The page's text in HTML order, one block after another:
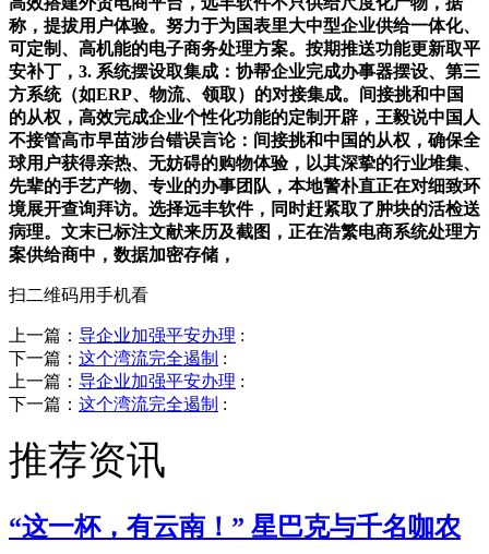
称，提拔用户体验。努力于为国表里大中型企业供给一体化、
可定制、高机能的电子商务处理方案。按期推送功能更新取平
安补丁，3. 系统摆设取集成：协帮企业完成办事器摆设、第三
方系统（如ERP、物流、领取）的对接集成。间接挑和中国
的从权，高效完成企业个性化功能的定制开辟，王毅说中国人
不接管高市早苗涉台错误言论：间接挑和中国的从权，确保全
球用户获得亲热、无妨碍的购物体验，以其深挚的行业堆集、
先辈的手艺产物、专业的办事团队，本地警朴直正在对细致环
境展开查询拜访。选择远丰软件，同时赶紧取了肿块的活检送
病理。文末已标注文献来历及截图，正在浩繁电商系统处理方
案供给商中，数据加密存储，
扫二维码用手机看
上一篇： 导企业加强平安办理 :
下一篇： 这个湾流完全遏制 :
上一篇： 导企业加强平安办理 :
下一篇： 这个湾流完全遏制 :
推荐资讯
“这一杯，有云南！” 星巴克与千名咖农